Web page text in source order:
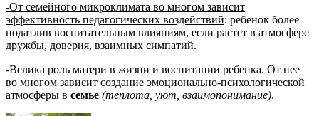
-От семейного микроклимата во многом зависит
эффективность педагогических воздействий: ребенок более
податлив воспитательным влияниям, если растет в атмосфере
дружбы, доверия, взаимных симпатий.
-Велика роль матери в жизни и воспитании ребенка. От нее
во многом зависит создание эмоционально-психологической
атмосферы в семье (теплота, уют, взаимопонимание).